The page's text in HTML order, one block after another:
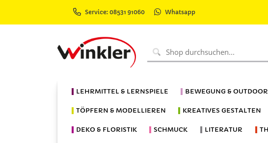
Service: 08531 91060 Whatsapp
LEHRMITTEL & LERNSPIELE BEWEGUNG & OUTDOOR
TÖPFERN & MODELLIEREN KREATIVES GESTALTEN
DEKO & FLORISTIK SCHMUCK LITERATUR